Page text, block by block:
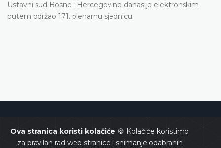
Ova stranica koristi kolačiće 🍪 Kolačiće koristimo
za pravilan rad web stranice i snimanje odabranih
Ustavni sud Bosne i Hercegovine danas je elektronskim
putem održao 171. plenarnu sjednicu